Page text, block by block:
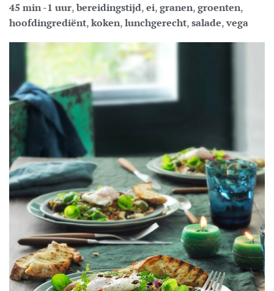
45 min -1 uur,bereidingstijd,ei,granen,groenten,
hoofdingrediënt,koken,lunchgerecht,salade,vega